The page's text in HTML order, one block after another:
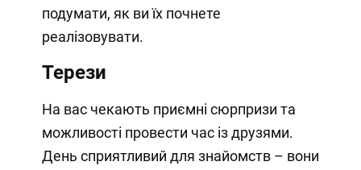
подумати, як ви їх почнете
реалізовувати.
Терези
На вас чекають приємні сюрпризи та
можливості провести час із друзями.
День сприятливий для знайомств – вони